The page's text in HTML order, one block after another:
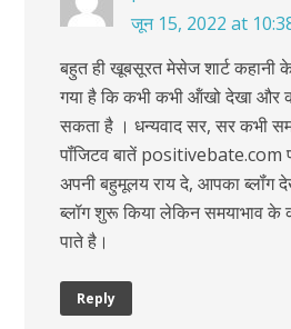
जून 15, 2022 at 10:38
बहुत ही खूबसूरत मेसेज शार्ट कहानी
गया है क‍ि कभी कभी ऑंखो देखा और
सकता है । धन्‍यवाद सर, सर कभी
पॉंज‍िटव बातें positivebate.com
अपनी बहुमूलय राय दे, आपका ब्‍लॉंग
ब्‍लॉग शुरू क‍िया लेक‍िन समयाभाव के
पाते है।
Reply